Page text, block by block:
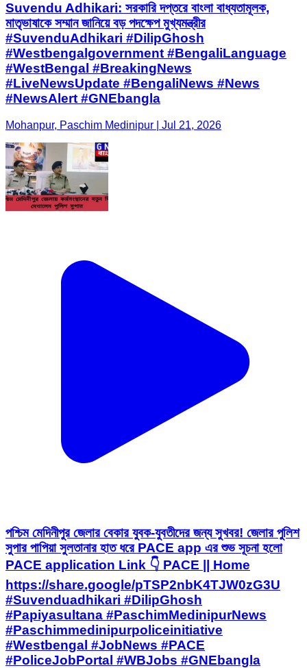
Suvendu Adhikari: সরকারি দপ্তরে বাংলা বাধ্যতামূলক,
মাতৃভাষাকে সম্মান জানিয়ে বড় পদক্ষেপ মুখ্যমন্ত্রীর
#SuvenduAdhikari #DilipGhosh
#Westbengalgovernment #BengaliLanguage
#WestBengal #BreakingNews
#LiveNewsUpdate #BengaliNews #News
#NewsAlert #GNEbangla
Mohanpur, Paschim Medinipur | Jul 21, 2026
পশ্চিম মেদিনীপুর জেলার বেকার যুবক-যুবতীদের জন্য সুখবর! জেলার পুলিশ
সুপার পাপিয়া সুলতানার হাত ধরে PACE app এর শুভ সূচনা হলো
PACE application Link 👇 PACE || Home
https://share.google/pTSP2nbK4TJW0zG3U
#Suvenduadhikari #DilipGhosh
#Papiyasultana #PaschimMedinipurNews
#Paschimmedinipurpoliceinitiative
#Westbengal #JobNews #PACE
#PoliceJobPortal #WBJobs #GNEbangla